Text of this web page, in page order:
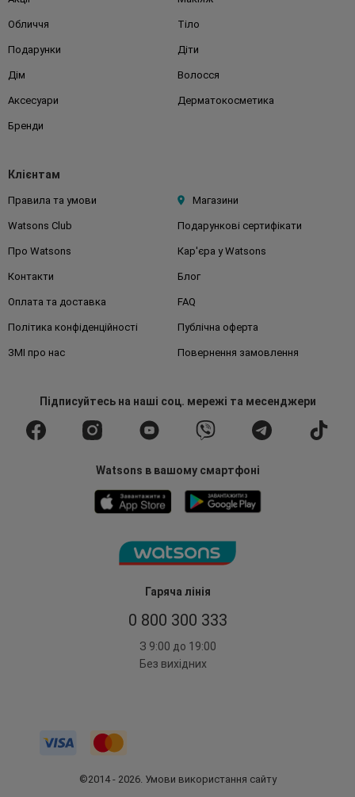
Гаряча лінія
0 800 300 333
З 9:00 до 19:00
Без вихідних
Обличчя Тіло
Подарунки Діти
Дім Волосся
Аксесуари Дерматокосметика
Бренди
Клієнтам
Правила та умови Магазини
Watsons Club Подарункові сертифікати
Про Watsons Кар'єра у Watsons
Контакти Блог
Оплата та доставка FAQ
Політика конфіденційності Публічна оферта
ЗМІ про нас Повернення замовлення
Підписуйтесьна наші соц. мережі та месенджери
Watsons в вашому смартфоні
©2014 - 2026. Умови використання сайту